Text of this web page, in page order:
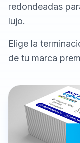
redondeadas
lujo.
Elige la
de tu marca